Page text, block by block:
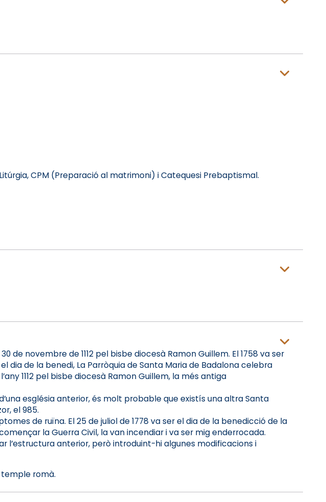
CPM (Preparació al matrimoni) i Catequesi Prebaptismal.
de novembre de 1112 pel bisbe diocesà Ramon Guillem. El 1758 va ser
dia de la benedi, La Parròquia de Santa Maria de Badalona celebra
1112 pel bisbe diocesà Ramon Guillem, la més antiga
església anterior, és molt probable que existís una altra Santa
el 985.
de ruïna. El 25 de juliol de 1778 va ser el dia de la benedicció de la
la Guerra Civil, la van incendiar i va ser mig enderrocada.
l’estructura anterior, però introduint-hi algunes modificacions i
temple romà.